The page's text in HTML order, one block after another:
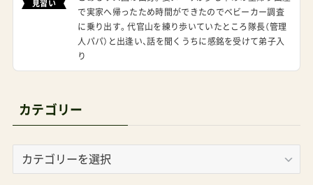
人パパ）と出逢い、話を聞くうちに感銘を受けて弟子入
り
カ
テ
ゴ